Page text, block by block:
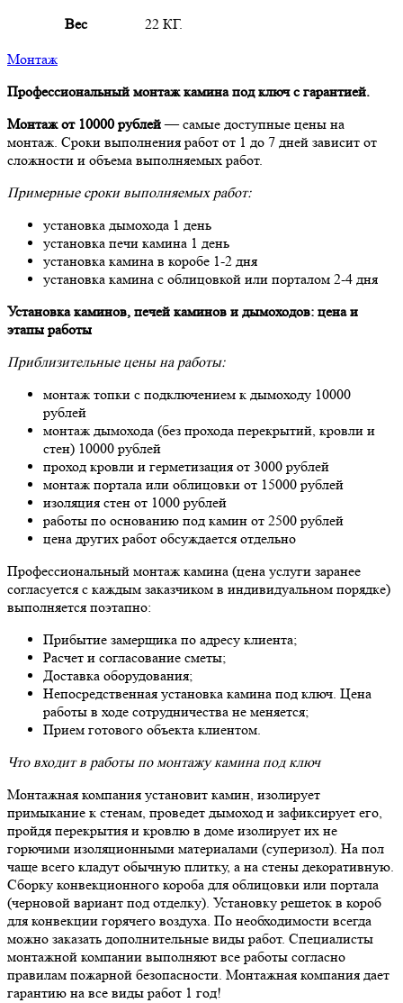
Вес 22 КГ.
Монтаж
Профессиональный монтаж камина под ключ с гарантией.
Монтаж от 10000 рублей— самые доступные цены на
монтаж. Сроки выполнения работ от 1 до 7 дней зависит от
сложности и объема выполняемых работ.
Примерные сроки выполняемых работ:
установка дымохода 1 день
установка печи камина 1 день
установка камина в коробе 1-2 дня
установка камина с облицовкой или порталом 2-4 дня
Установка каминов, печей каминов и дымоходов: цена и
этапы работы
Приблизительные цены на работы:
монтаж топки с подключением к дымоходу 10000
рублей
монтаж дымохода (без прохода перекрытий, кровли и
стен) 10000 рублей
проход кровли и герметизация от 3000 рублей
монтаж портала или облицовки от 15000 рублей
изоляция стен от 1000 рублей
работы по основанию под камин от 2500 рублей
цена других работ обсуждается отдельно
Профессиональный монтаж камина (цена услуги заранее
согласуется с каждым заказчиком в индивидуальном порядке)
выполняется поэтапно:
Прибытие замерщика по адресу клиента;
Расчет и согласование сметы;
Доставка оборудования;
Непосредственная установка камина под ключ. Цена
работы в ходе сотрудничества не меняется;
Прием готового объекта клиентом.
Что входит в работы по монтажу камина под ключ
Монтажная компания установит камин, изолирует
примыкание к стенам, проведет дымоход и зафиксирует его,
пройдя перекрытия и кровлю в доме изолирует их не
горючими изоляционными материалами (суперизол). На пол
чаще всего кладут обычную плитку, а на стены декоративную.
Сборку конвекционного короба для облицовки или портала
(черновой вариант под отделку). Установку решеток в короб
для конвекции горячего воздуха. По необходимости всегда
можно заказать дополнительные виды работ. Специалисты
монтажной компании выполняют все работы согласно
правилам пожарной безопасности. Монтажная компания дает
гарантию на все виды работ 1 год!